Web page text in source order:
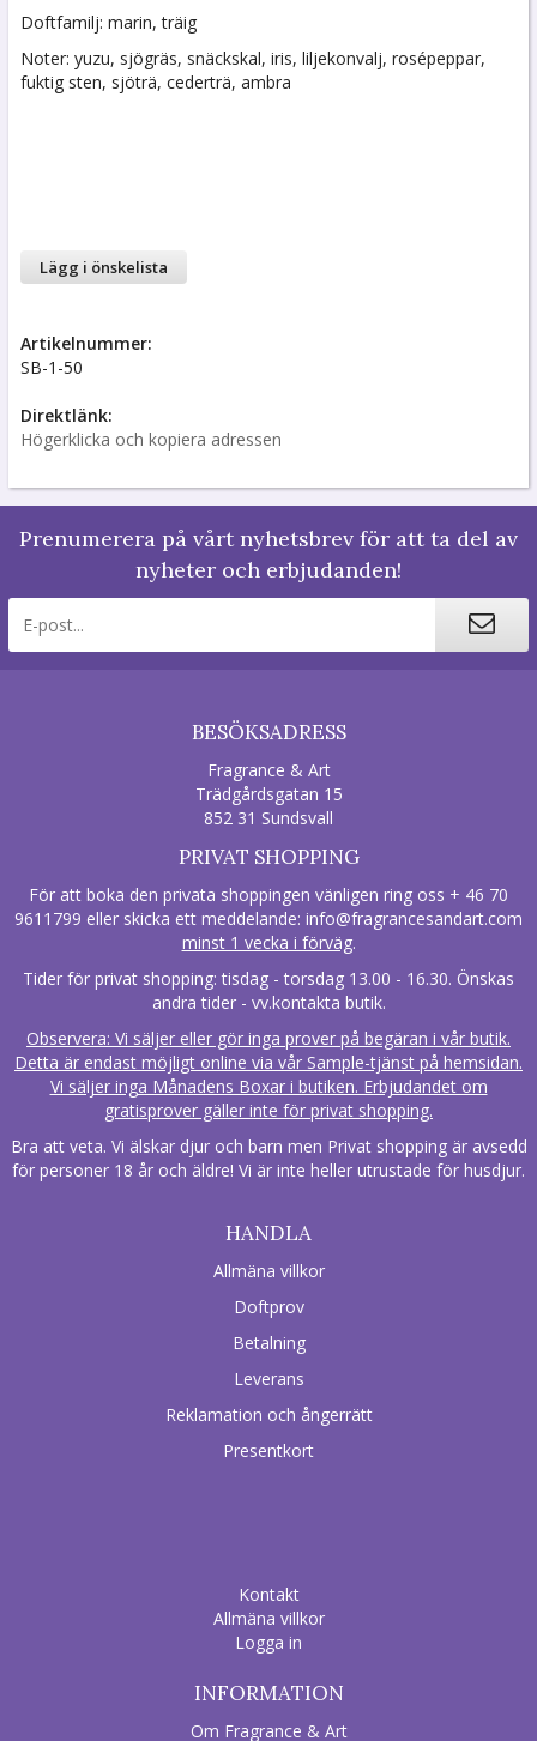
Doftfamilj: marin, träig
Noter: yuzu, sjögräs, snäckskal, iris, liljekonvalj, rosépeppar,
fuktig sten, sjöträ, cederträ, ambra
Lägg i önskelista
Artikelnummer:
SB-1-50
Direktlänk:
Högerklicka och kopiera adressen
Prenumerera på vårt nyhetsbrev för att ta del av
nyheter och erbjudanden!
BESÖKSADRESS
Fragrance & Art
Trädgårdsgatan 15
852 31 Sundsvall
PRIVAT SHOPPING
För att boka den privata shoppingen vänligen ring oss + 46 70
9611799 eller skicka ett meddelande: info@fragrancesandart.com
minst 1 vecka i förväg.
Tider för privat shopping: tisdag - torsdag 13.00 - 16.30. Önskas
andra tider - vv.kontakta butik.
Observera: Vi säljer eller gör inga prover på begäran i vår butik.
Detta är endast möjligt online via vår Sample-tjänst på hemsidan.
Vi säljer inga Månadens Boxar i butiken. Erbjudandet om
gratisprover gäller inte för privat shopping.
Bra att veta. Vi älskar djur och barn men Privat shopping är avsedd
för personer 18 år och äldre! Vi är inte heller utrustade för husdjur.
HANDLA
Allmäna villkor
Doftprov
Betalning
Leverans
Reklamation och ångerrätt
Presentkort
Kontakt
Allmäna villkor
Logga in
INFORMATION
Om Fragrance & Art